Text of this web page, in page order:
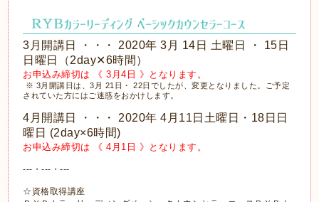
3月開講日 ・・・ 2020年 3月 14日 土曜日 ・ 15日
日曜日（2day✕6時間）
お申込み締切は 《 3月4日 》となります。
※ 3月開講日は、3月 21日・ 22日でしたが、変更となりました。ご予定
されていた方にはご迷惑をおかけします。
4月開講日 ・・・ 2020年 4月11日土曜日・18日日
曜日 (2day×6時間)
お申込み締切は 《 4月1日 》となります。
---・---・---
☆資格取得講座